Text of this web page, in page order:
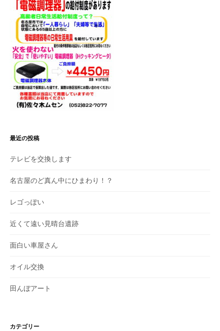
最近の投稿
テレビを交換します
名古屋のど真ん中にひまわり！？
レゴっぽい
近くて遠い見晴台遺跡
面白い車屋さん
オイル交換
田んぼアート
カテゴリー